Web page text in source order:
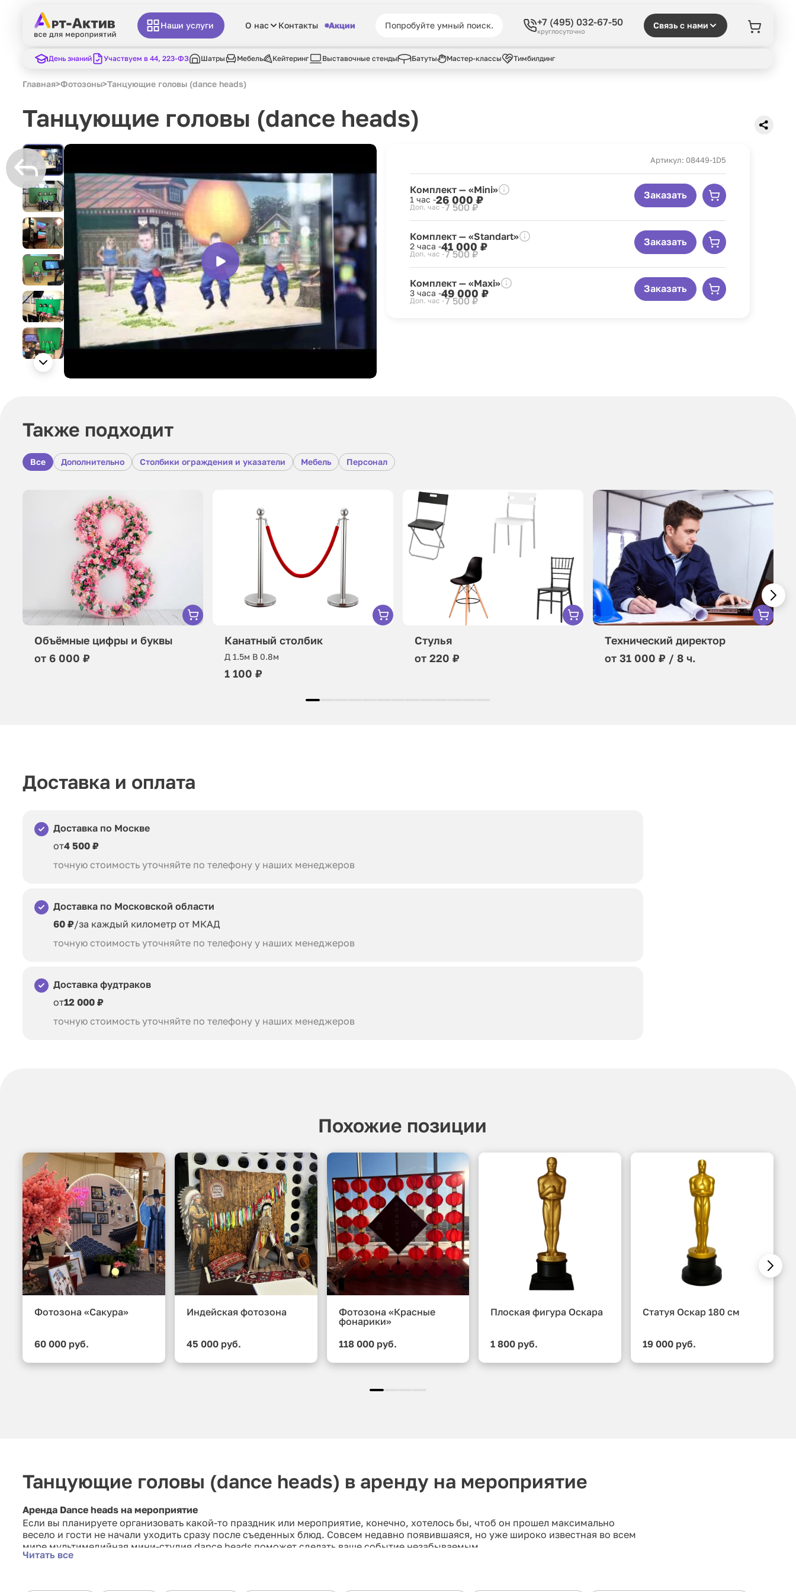
Наши услуги О нас Контакты Акции +7 (495) 032-67-50
круглосуточно
Связь с нами
День знаний Участвуем в 44, 223-ФЗ Шатры Мебель Кейтеринг Выставочные стенды Батуты Мастер-классы Тимбилдинг
Главная>Фотозоны>Танцующие головы (dance heads)
Танцующие головы (dance heads)
Артикул: 08449-1D5
Комплект — «Mini»
1 час -26 000 ₽
Доп. час -7 500 ₽
Заказать
Комплект — «Standart»
2 часа -41 000 ₽
Доп. час -7 500 ₽
Заказать
Комплект — «Maxi»
3 часа -49 000 ₽
Доп. час -7 500 ₽
Заказать
Также подходит
Все Дополнительно Столбики ограждения и указатели Мебель Персонал
Объёмные цифры и буквы
от 6 000 ₽
Канатный столбик
Д 1.5м В 0.8м
1 100 ₽
Стулья
от 220 ₽
Технический директор
от 31 000 ₽ / 8 ч.
Доставка и оплата
Доставка по Москве
от4 500 ₽
точную стоимость уточняйте по телефону у наших менеджеров
Доставка по Московской области
60 ₽/за каждый километр от МКАД
точную стоимость уточняйте по телефону у наших менеджеров
Доставка фудтраков
от12 000 ₽
точную стоимость уточняйте по телефону у наших менеджеров
Похожие позиции
Фотозона «Сакура»
60 000 руб.
Индейская фотозона
45 000 руб.
Фотозона «Красные
фонарики»
118 000 руб.
Плоская фигура Оскара
1 800 руб.
Статуя Оскар 180 см
19 000 руб.
Танцующие головы (dance heads) в аренду на мероприятие
Аренда Dance heads на мероприятие
Если вы планируете организовать какой-то праздник или мероприятие, конечно, хотелось бы, чтоб он прошел максимально
весело и гости не начали уходить сразу после съеденных блюд. Совсем недавно появившаяся, но уже широко известная во всем
мире мультимедийная мини-студия dance heads поможет сделать ваше событие незабываемым.
Что же это такое Dance heads, или танцующие головы? Это занимательное развлечение, для которого нужно лишь выбрать от
Читать все